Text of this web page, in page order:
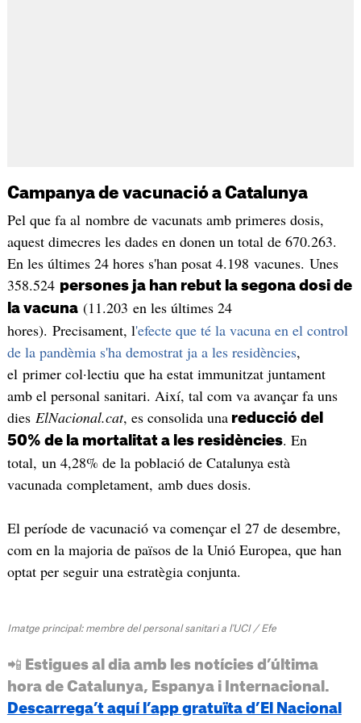
Campanya de vacunació a Catalunya
Pel que fa al nombre de vacunats amb primeres dosis,
aquest dimecres les dades en donen un total de 670.263.
En les últimes 24 hores s'han posat 4.198 vacunes. Unes
358.524 persones ja han rebut la segona dosi de
la vacuna(11.203 en les últimes 24
hores). Precisament, l'efecte que té la vacuna en el control
de la pandèmia s'ha demostrat ja a les residències,
el primer col·lectiu que ha estat immunitzat juntament
amb el personal sanitari. Així, tal com va avançar fa uns
dies ElNacional.cat, es consolida unareducció del
50% de la mortalitat a les residències. En
total, un 4,28% de la població de Catalunya està
vacunada completament, amb dues dosis.
El període de vacunació va començar el 27 de desembre,
com en la majoria de països de la Unió Europea, que han
optat per seguir una estratègia conjunta.
Imatge principal: membre del personal sanitari a l'UCI / Efe
📲 Estigues al dia amb les notícies d’última
hora de Catalunya, Espanya i Internacional.
Descarrega’t aquí l’app gratuïta d’El Nacional